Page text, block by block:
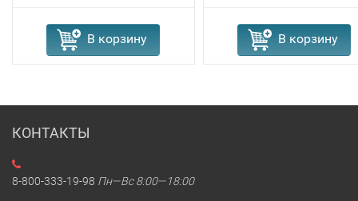
В корзину В корзину
КОНТАКТЫ
8-800-333-19-98 Пн—Вс 8:00—18:00